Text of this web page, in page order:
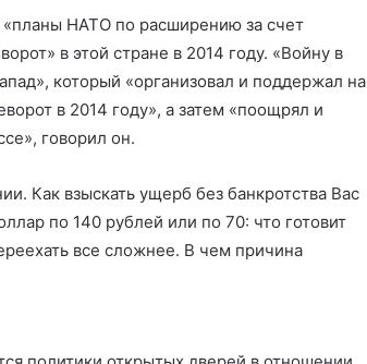
НАТО по расширению за счет
в этой стране в 2014 году. «Войну в
который «организовал и поддержал на
в 2014 году», а затем «поощрял и
говорил он.
Как взыскать ущерб без банкротства Вас
по 140 рублей или по 70: что готовит
все сложнее. В чем причина